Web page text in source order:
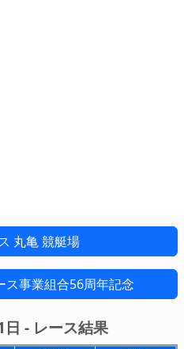
丸亀 競艇場
ス事業組合56周年記念
- レース結果